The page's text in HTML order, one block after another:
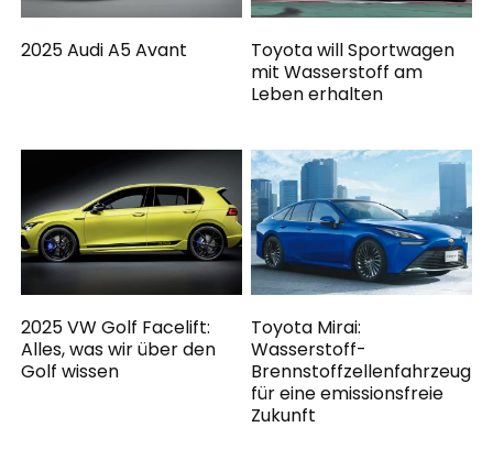
2025 Audi A5 Avant
Toyota will Sportwagen
mit Wasserstoff am
Leben erhalten
2025 VW Golf Facelift:
Alles, was wir über den
Golf wissen
Toyota Mirai:
Wasserstoff-
Brennstoffzellenfahrzeug
für eine emissionsfreie
Zukunft